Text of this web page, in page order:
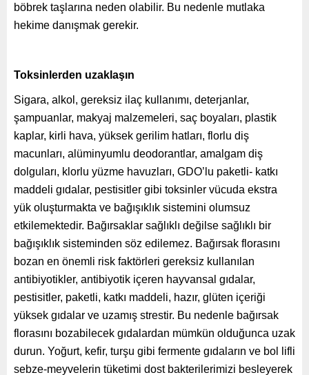
böbrek taşlarına neden olabilir. Bu nedenle mutlaka
hekime danışmak gerekir.
Toksinlerden uzaklaşın
Sigara, alkol, gereksiz ilaç kullanımı, deterjanlar,
şampuanlar, makyaj malzemeleri, saç boyaları, plastik
kaplar, kirli hava, yüksek gerilim hatları, florlu diş
macunları, alüminyumlu deodorantlar, amalgam diş
dolguları, klorlu yüzme havuzları, GDO’lu paketli- katkı
maddeli gıdalar, pestisitler gibi toksinler vücuda ekstra
yük oluşturmakta ve bağışıklık sistemini olumsuz
etkilemektedir. Bağırsaklar sağlıklı değilse sağlıklı bir
bağışıklık sisteminden söz edilemez. Bağırsak florasını
bozan en önemli risk faktörleri gereksiz kullanılan
antibiyotikler, antibiyotik içeren hayvansal gıdalar,
pestisitler, paketli, katkı maddeli, hazır, glüten içeriği
yüksek gıdalar ve uzamış strestir. Bu nedenle bağırsak
florasını bozabilecek gıdalardan mümkün olduğunca uzak
durun. Yoğurt, kefir, turşu gibi fermente gıdaların ve bol lifli
sebze-meyvelerin tüketimi dost bakterilerimizi besleyerek